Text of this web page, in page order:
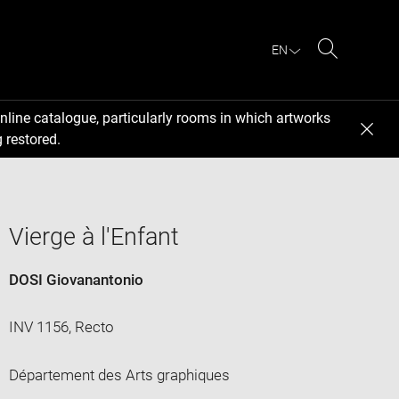
EN
catalogue, particularly rooms in which artworks
restored.
Vierge à l'Enfant
DOSI Giovanantonio
INV 1156, Recto
Département des Arts graphiques